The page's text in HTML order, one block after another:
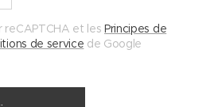
reCAPTCHA et lesPrincipes de
de service de Google